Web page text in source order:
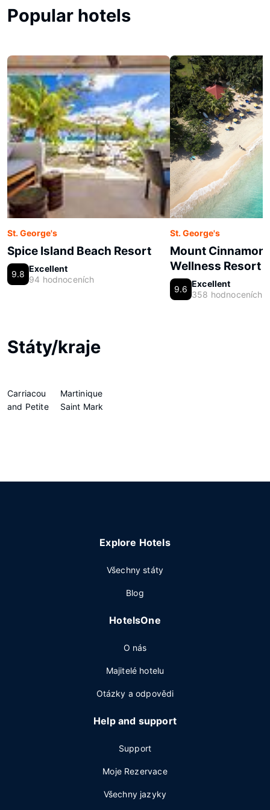
Popular hotels
St. George's
Spice Island Beach Resort
9.8
Excellent
94 hodnoceních
St. George's
Mount Cinnamon
Wellness Resort
9.6
Excellent
358 hodnoceních
Státy/kraje
Carriacou
and Petite
Martinique
Saint Mark
Explore Hotels
Všechny státy
Blog
HotelsOne
O nás
Majitelé hotelu
Otázky a odpovědi
Help and support
Support
Moje Rezervace
Všechny jazyky